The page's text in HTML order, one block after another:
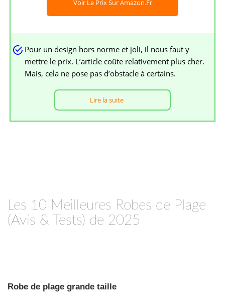
Voir Le Prix Sur Amazon.fr
Pour un design hors norme et joli, il nous faut y
mettre le prix. L’article coûte relativement plus cher.
Mais, cela ne pose pas d’obstacle à certains.
Lire la suite
Les 10 Meilleures Robes de Plage
(Avis & Tests) de 2025
Robe de plage grande taille